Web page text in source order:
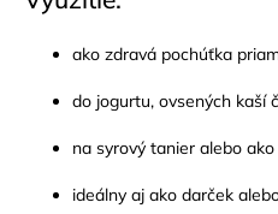
ako zdravá pochúťka
do jogurtu, ovsených kaší
na syrový tanier alebo
ideálny aj ako darček